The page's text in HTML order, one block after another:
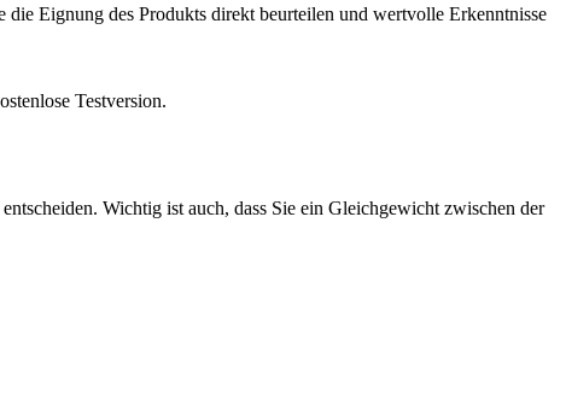
Eignung des Produkts direkt beurteilen und wertvolle Erkenntnisse
Testversion.
Wichtig ist auch, dass Sie ein Gleichgewicht zwischen der